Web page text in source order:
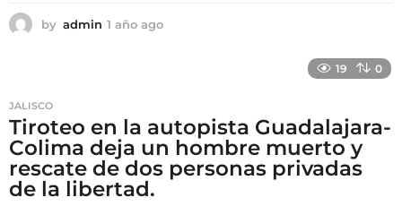
by admin 1 año ago
o
19 0
JALISCO
Tiroteo en la autopista Guadalajara-
Colima deja un hombre muerto y
rescate de dos personas privadas
de la libertad.